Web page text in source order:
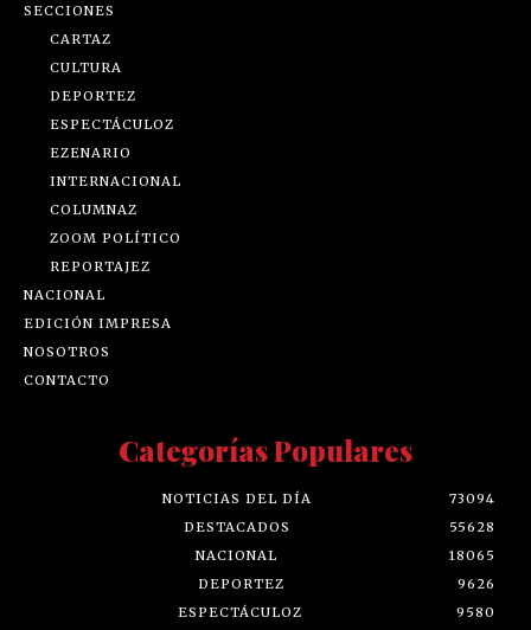
SECCIONES
CARTAZ
CULTURA
DEPORTEZ
ESPECTÁCULOZ
EZENARIO
INTERNACIONAL
COLUMNAZ
ZOOM POLÍTICO
REPORTAJEZ
NACIONAL
EDICIÓN IMPRESA
NOSOTROS
CONTACTO
Categorías Populares
NOTICIAS DEL DÍA
73094
DESTACADOS
55628
NACIONAL
18065
DEPORTEZ
9626
ESPECTÁCULOZ
9580